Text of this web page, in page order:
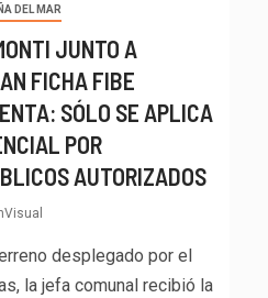
DEL MAR
JUNTO A
FICHA FIBE
SÓLO SE APLICA
POR
AUTORIZADOS
desplegado por el
la jefa comunal recibió la